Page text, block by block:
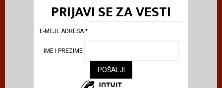
PRIJAVI SE ZA VESTI
E-MEJL ADRESA*
IME I PREZIME